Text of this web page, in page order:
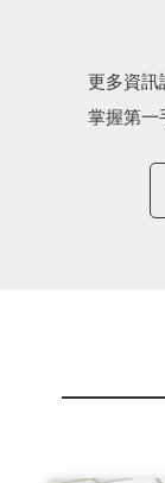
更多資訊
掌握第一